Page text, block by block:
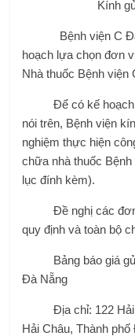
Kính
Bệnh viện C Đà
hoạch lựa chọn đơn
Nhà thuốc Bệnh viện
Để có kế hoạch
nói trên, Bệnh viện
nghiệm thực hiện
chữa nhà thuốc
lục đính kèm).
Đề nghị các đơn
quy định và toàn bộ
Bảng báo giá gửi
Đà Nẵng
Địa chỉ: 122 Hải
Hải Châu, Thành